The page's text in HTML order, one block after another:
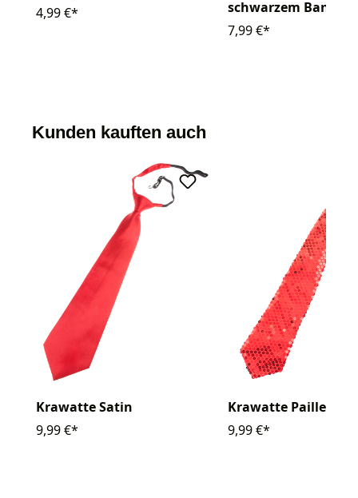
4,99 €*
schwarzem Band
7,99 €*
Kunden kauften auch
Krawatte Satin
9,99 €*
Krawatte Pailletten
9,99 €*